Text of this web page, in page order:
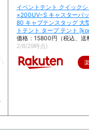
イベントテント クイック
×200UV−S キャスターバ
80 キャプテンスタッグ 大
トテント タープ テント
価格：15800円（税込、送
2/8/29時点)